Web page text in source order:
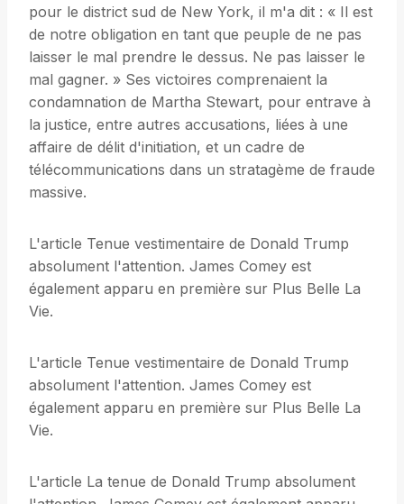
pour le district sud de New York, il m'a dit : « Il est
de notre obligation en tant que peuple de ne pas
laisser le mal prendre le dessus. Ne pas laisser le
mal gagner. » Ses victoires comprenaient la
condamnation de Martha Stewart, pour entrave à
la justice, entre autres accusations, liées à une
affaire de délit d'initiation, et un cadre de
télécommunications dans un stratagème de fraude
massive.
L'article Tenue vestimentaire de Donald Trump
absolument l'attention. James Comey est
également apparu en première sur Plus Belle La
Vie.
L'article Tenue vestimentaire de Donald Trump
absolument l'attention. James Comey est
également apparu en première sur Plus Belle La
Vie.
L'article La tenue de Donald Trump absolument